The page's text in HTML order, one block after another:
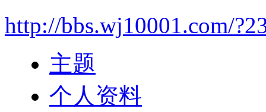
http://bbs.wj10001.com/
主题
个人资料